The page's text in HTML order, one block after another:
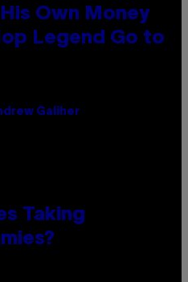
Own Money
Legend Go to
Galiher
Taking